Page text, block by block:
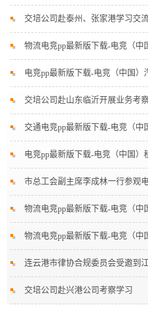
交培公司赴泰州、张家港学习交
物流电竞pp最新版下载-电竞（中
电竞pp最新版下载-电竞（中国
交培公司赴山东临沂开展业务考
交通电竞pp最新版下载-电竞（
电竞pp最新版下载-电竞（中国
市总工会副主席李成林一行参观
物流电竞pp最新版下载-电竞（
物流电竞pp最新版下载-电竞（
连云港市律协合规委员会受邀到
交培公司赴兴港公司考察学习